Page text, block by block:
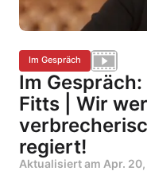
Im Gespräch
Im
Fitts | Wir
regiert!
Aktualisiert am Apr.